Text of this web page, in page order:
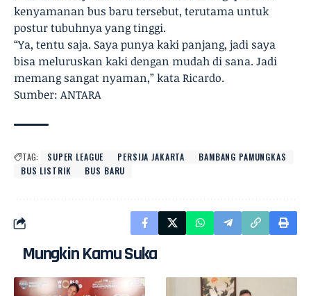
kenyamanan bus baru tersebut, terutama untuk
postur tubuhnya yang tinggi.
“Ya, tentu saja. Saya punya kaki panjang, jadi saya
bisa meluruskan kaki dengan mudah di sana. Jadi
memang sangat nyaman,” kata Ricardo.
Sumber: ANTARA
TAG: SUPER LEAGUE PERSIJA JAKARTA
BAMBANG PAMUNGKAS
BUS LISTRIK
BUS BARU
Mungkin Kamu Suka